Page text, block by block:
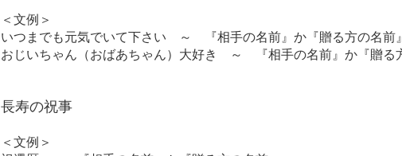
＜文例＞
いつまでも元気でいて下さい ～ 『相手の名前』か『贈る方の名前』
おじいちゃん（おばあちゃん）大好き ～ 『相手の名前』か『贈る
長寿の祝事
＜文例＞